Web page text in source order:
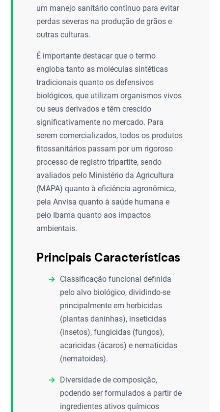
um manejo sanitário contínuo para evitar
perdas severas na produção de grãos e
outras culturas.
É importante destacar que o termo
engloba tanto as moléculas sintéticas
tradicionais quanto os defensivos
biológicos, que utilizam organismos vivos
ou seus derivados e têm crescido
significativamente no mercado. Para
serem comercializados, todos os produtos
fitossanitários passam por um rigoroso
processo de registro tripartite, sendo
avaliados pelo Ministério da Agricultura
(MAPA) quanto à eficiência agronômica,
pela Anvisa quanto à saúde humana e
pelo Ibama quanto aos impactos
ambientais.
Principais Características
Classificação funcional definida
pelo alvo biológico, dividindo-se
principalmente em herbicidas
(plantas daninhas), inseticidas
(insetos), fungicidas (fungos),
acaricidas (ácaros) e nematicidas
(nematoides).
Diversidade de composição,
podendo ser formulados a partir de
ingredientes ativos químicos